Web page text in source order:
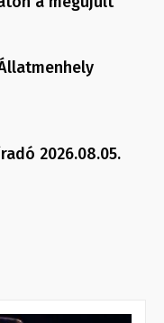
2026.08.05.